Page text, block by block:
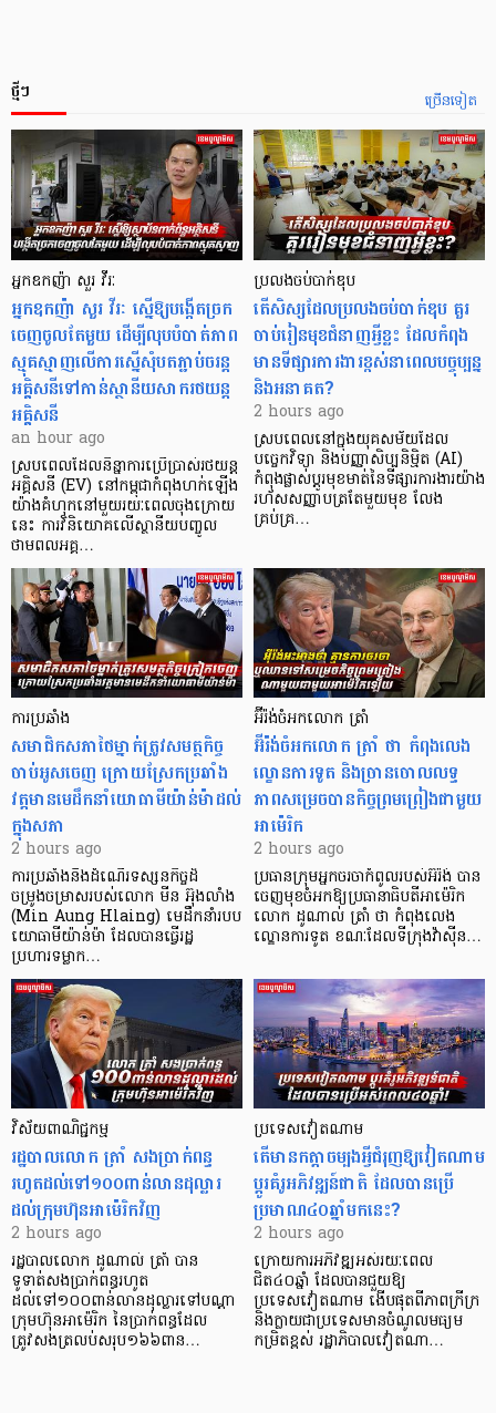
ច្រើនទៀត
ថ្មីៗ
អ្នកឧកញ៉ា សួរ វីរៈ
អ្នកឧកញ៉ា សួរ វីរៈ ស្នើឱ្យបង្កើតច្រក
ចេញចូលតែមួយ ដើម្បីលុបបំបាត់ភាព
ស្មុគស្មាញលើការស្នើសុំបតភ្ជាប់ចរន្ត
អគ្គិសនីទៅកាន់ស្ថានីយសាករថយន្ត
អគ្គិសនី
an hour ago
ស្របពេលដែលនិន្នាការប្រើប្រាស់រថយន្ត
អគ្គិសនី (EV) នៅកម្ពុជាកំពុងហក់ឡើង
យ៉ាងគំហុកនៅមួយរយៈពេលចុងក្រោយ
នេះ ការវិនិយោគលើស្ថានីយបញ្ចូល
ថាមពលអគ្គ…
ប្រលងចប់បាក់ឌុប
តើសិស្សដែលប្រលងចប់បាក់ឌុប គួរ
ចាប់រៀនមុខជំនាញអ្វីខ្លះ ដែលកំពុង
មានទីផ្សារការងារខ្ពស់នាពេលបច្ចុប្បន្ន
និងអនាគត?
2 hours ago
ស្របពេលនៅក្នុងយុគសម័យដែល
បច្ចេកវិទ្យា និងបញ្ញាសិប្បនិម្មិត (AI)
កំពុងផ្លាស់ប្តូរមុខមាត់នៃទីផ្សារការងារយ៉ាង
រហ័សសញ្ញាបត្រតែមួយមុខ លែង
គ្រប់គ្រ…
ការប្រឆាំង
សមាជិកសភាថៃម្នាក់ត្រូវសមត្ថកិច្ច
ចាប់អូសចេញ ក្រោយស្រែកប្រឆាំង
វត្តមានមេដឹកនាំយោធាមីយ៉ាន់ម៉ាដល់
ក្នុងសភា
2 hours ago
ការប្រឆាំងនឹងដំណើរទស្សនកិច្ចដ៏
ចម្រូងចម្រាសរបស់លោក មីន អ៊ុងលាំង
(Min Aung Hlaing) មេដឹកនាំរបប
យោធាមីយ៉ាន់ម៉ា ដែលបានធ្វើរដ្ឋ
ប្រហារទម្លាក…
អ៊ីរ៉ង់ចំអកលោក ត្រាំ
អ៊ីរ៉ង់ចំអកលោក ត្រាំ ថា កំពុងលេង
ល្ខោនការទូត និងច្រានចោលលទ្ធ
ភាពសម្រេចបានកិច្ចព្រមព្រៀងជាមួយ
អាម៉េរិក
2 hours ago
ប្រធានក្រុមអ្នកចរចាកំពូលរបស់អ៊ីរ៉ង់ បាន
ចេញមុខចំអកឱ្យប្រធានាធិបតីអាម៉េរិក
លោក ដូណាល់ ត្រាំ ថា កំពុងលេង
ល្ខោនការទូត ខណៈដែលទីក្រុងវ៉ាស៊ីន…
វិស័យ​ពាណិជ្ជកម្ម
រដ្ឋបាលលោក ត្រាំ សងប្រាក់ពន្ធ
រហូតដល់ទៅ១០០ពាន់លានដុល្លារ
ដល់ក្រុមហ៊ុនអាម៉េរិកវិញ
2 hours ago
រដ្ឋបាលលោក ដូណាល់ ត្រាំ បាន​
ទូទាត់សងប្រាក់ពន្ធរហូត
ដល់ទៅ១០០ពាន់លានដុល្លារទៅបណ្ដា
ក្រុមហ៊ុនអាម៉េរិក នៃប្រាក់ពន្ធដែល
ត្រូវសងត្រលប់សរុប១៦៦ពាន…
ប្រទេសវៀតណាម
តើមានកត្តាចម្បងអ្វីជំរុញឱ្យវៀតណាម
ប្តូរគំរូអភិវឌ្ឍន៍ជាតិ ដែលបានប្រើ
ប្រមាណ៤០ឆ្នាំមកនេះ?
2 hours ago
ក្រោយការអភិវឌ្ឍអស់រយៈពេល
ជិត៤០ឆ្នាំ ដែលបានជួយឱ្យ​
ប្រទេសវៀតណាម ងើប​ផុតពីភាពក្រីក្រ
និងក្លាយជាប្រទេសមានចំណូលមធ្យម
កម្រិតខ្ពស់ រដ្ឋាភិបាលវៀតណា…